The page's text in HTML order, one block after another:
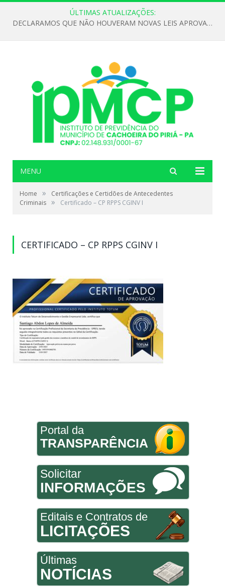
ÚLTIMAS ATUALIZAÇÕES:
DECLARAMOS QUE NÃO HOUVERAM NOVAS LEIS APROVADAS ATÉ O MOMENTO PARA O INSTITUTO DE PREVIDÊNCIA NO ANO DE 2026
MENU
Home »
Certificações e Certidões de Antecedentes
Criminais » Certificado – CP RPPS CGINV I
CERTIFICADO – CP RPPS CGINV I
Portal da
TRANSPARÊNCIA
Solicitar
INFORMAÇÕES
Editais e Contratos de
LICITAÇÕES
Últimas
NOTÍCIAS